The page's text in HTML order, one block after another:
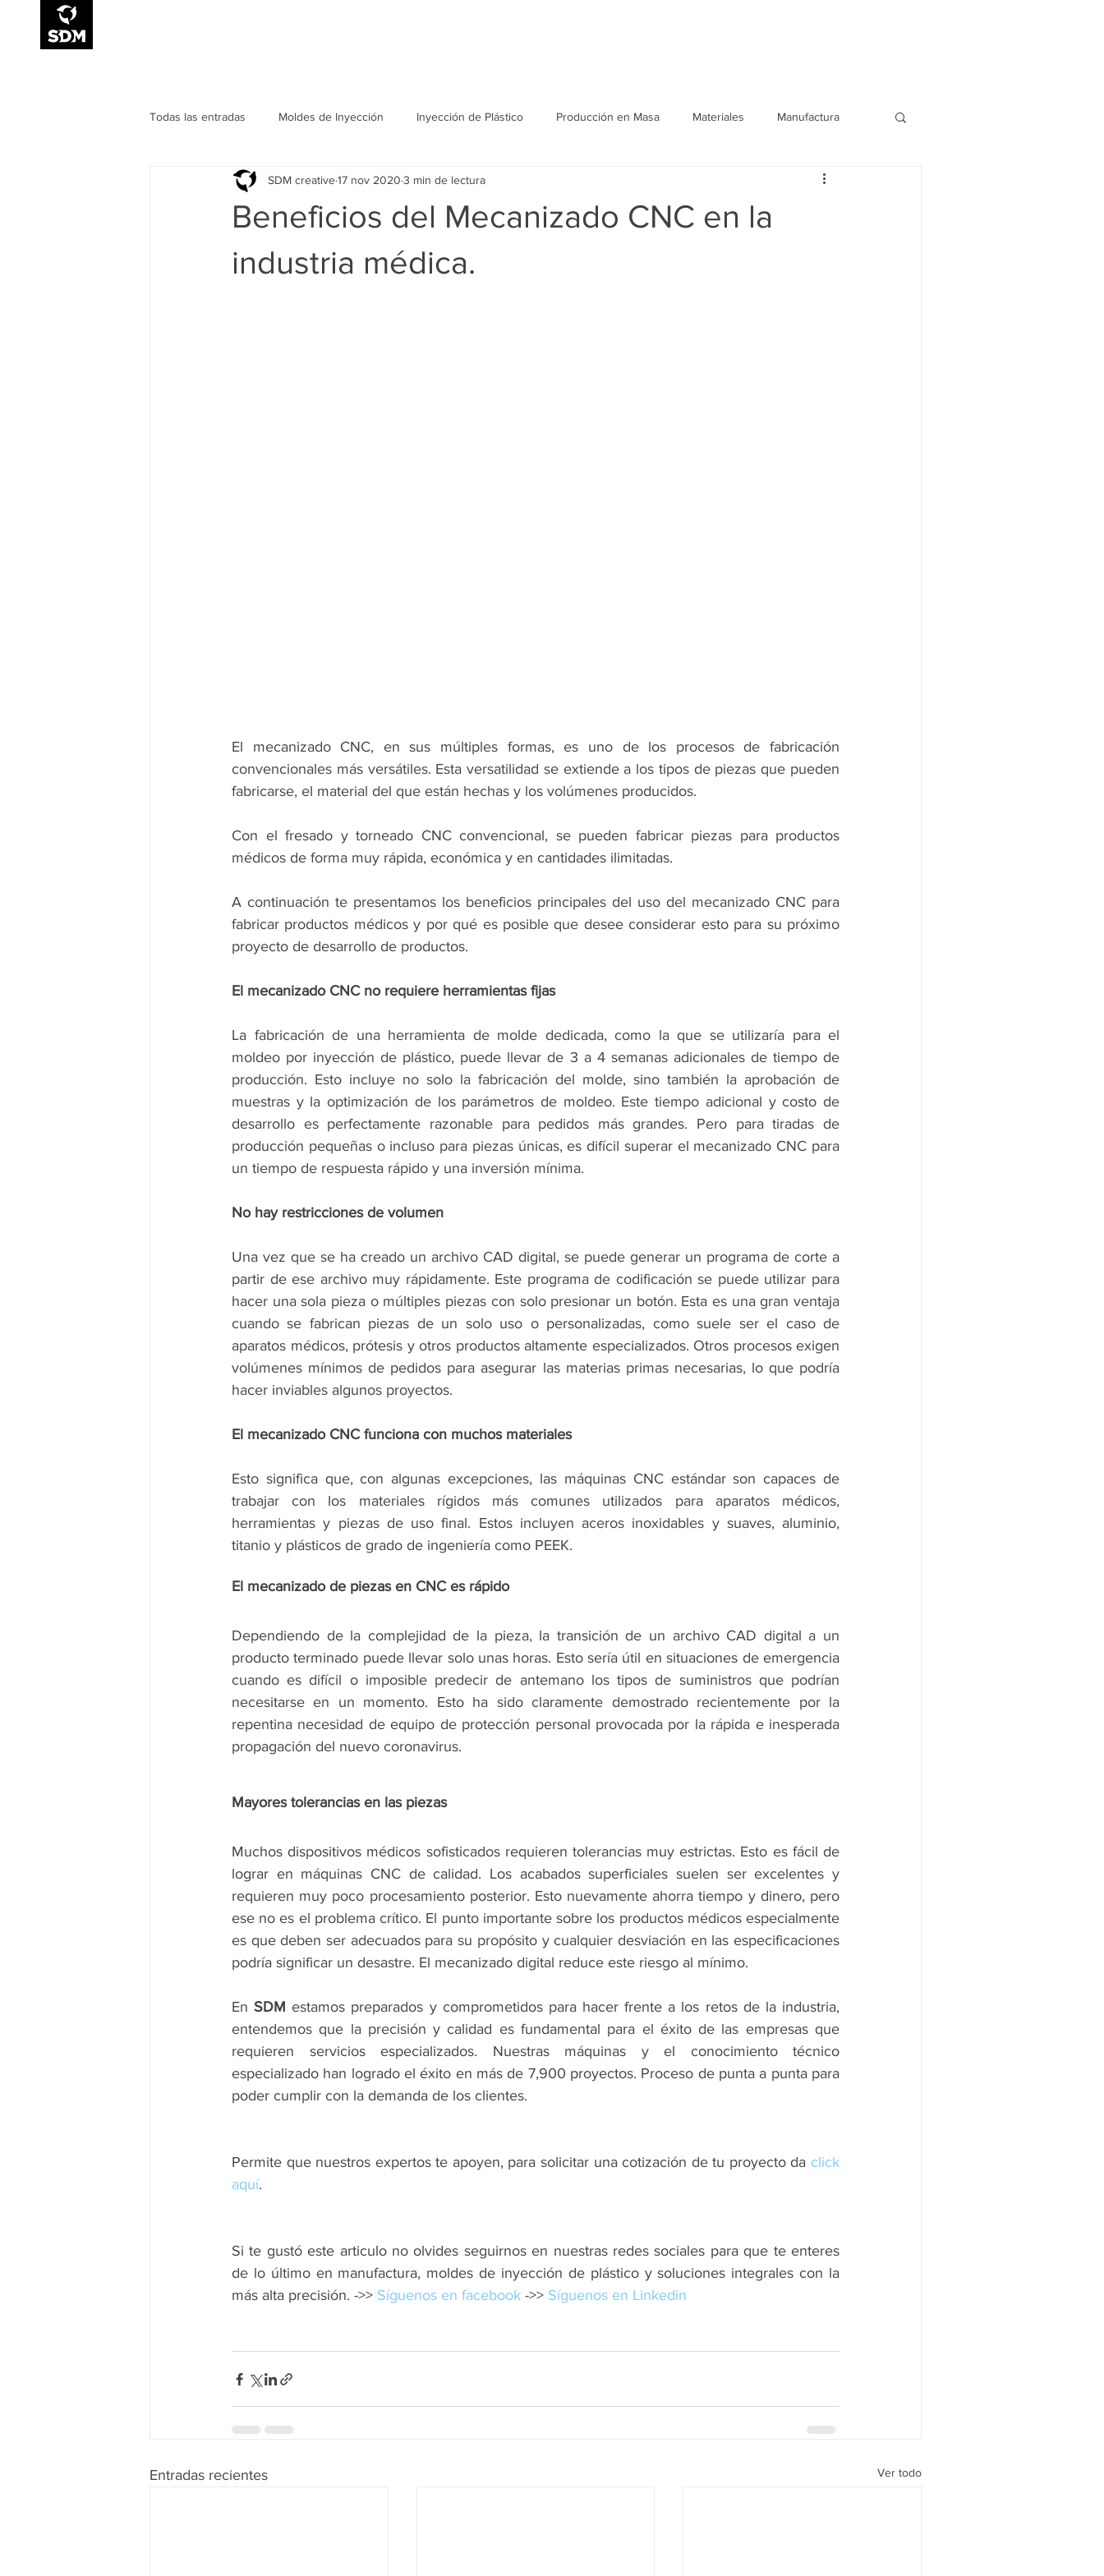
Todas las entradas Moldes de Inyección Inyección de Plástico Producción en Masa Materiales Manufactura
Beneficios del Mecanizado CNC en la
industria médica.
SDM creative17 nov 2020 3 min de lectura
El mecanizado CNC, en sus múltiples formas, es uno de los procesos de fabricación
convencionales más versátiles. Esta versatilidad se extiende a los tipos de piezas que pueden
fabricarse, el material del que están hechas y los volúmenes producidos.
Con el fresado y torneado CNC convencional, se pueden fabricar piezas para productos
médicos de forma muy rápida, económica y en cantidades ilimitadas.
A continuación te presentamos los beneficios principales del uso del mecanizado CNC para
fabricar productos médicos y por qué es posible que desee considerar esto para su próximo
proyecto de desarrollo de productos.
El mecanizado CNC no requiere herramientas fijas
La fabricación de una herramienta de molde dedicada, como la que se utilizaría para el
moldeo por inyección de plástico, puede llevar de 3 a 4 semanas adicionales de tiempo de
producción. Esto incluye no solo la fabricación del molde, sino también la aprobación de
muestras y la optimización de los parámetros de moldeo. Este tiempo adicional y costo de
desarrollo es perfectamente razonable para pedidos más grandes. Pero para tiradas de
producción pequeñas o incluso para piezas únicas, es difícil superar el mecanizado CNC para
un tiempo de respuesta rápido y una inversión mínima.
No hay restricciones de volumen
Una vez que se ha creado un archivo CAD digital, se puede generar un programa de corte a
partir de ese archivo muy rápidamente. Este programa de codificación se puede utilizar para
hacer una sola pieza o múltiples piezas con solo presionar un botón. Esta es una gran ventaja
cuando se fabrican piezas de un solo uso o personalizadas, como suele ser el caso de
aparatos médicos, prótesis y otros productos altamente especializados. Otros procesos exigen
volúmenes mínimos de pedidos para asegurar las materias primas necesarias, lo que podría
hacer inviables algunos proyectos.
El mecanizado CNC funciona con muchos materiales
Esto significa que, con algunas excepciones, las máquinas CNC estándar son capaces de
trabajar con los materiales rígidos más comunes utilizados para aparatos médicos,
herramientas y piezas de uso final. Estos incluyen aceros inoxidables y suaves, aluminio,
titanio y plásticos de grado de ingeniería como PEEK.
El mecanizado de piezas en CNC es rápido
Dependiendo de la complejidad de la pieza, la transición de un archivo CAD digital a un
producto terminado puede llevar solo unas horas. Esto sería útil en situaciones de emergencia
cuando es difícil o imposible predecir de antemano los tipos de suministros que podrían
necesitarse en un momento. Esto ha sido claramente demostrado recientemente por la
repentina necesidad de equipo de protección personal provocada por la rápida e inesperada
propagación del nuevo coronavirus.
Mayores tolerancias en las piezas
Muchos dispositivos médicos sofisticados requieren tolerancias muy estrictas. Esto es fácil de
lograr en máquinas CNC de calidad. Los acabados superficiales suelen ser excelentes y
requieren muy poco procesamiento posterior. Esto nuevamente ahorra tiempo y dinero, pero
ese no es el problema crítico. El punto importante sobre los productos médicos especialmente
es que deben ser adecuados para su propósito y cualquier desviación en las especificaciones
podría significar un desastre. El mecanizado digital reduce este riesgo al mínimo.
En SDM estamos preparados y comprometidos para hacer frente a los retos de la industria,
entendemos que la precisión y calidad es fundamental para el éxito de las empresas que
requieren servicios especializados. Nuestras máquinas y el conocimiento técnico
especializado han logrado el éxito en más de 7,900 proyectos. Proceso de punta a punta para
poder cumplir con la demanda de los clientes.
Permite que nuestros expertos te apoyen, para solicitar una cotización de tu proyecto da click
aquí.
Si te gustó este articulo no olvides seguirnos en nuestras redes sociales para que te enteres
de lo último en manufactura, moldes de inyección de plástico y soluciones integrales con la
más alta precisión. ->> Síguenos en facebook ->> Síguenos en Linkedin
Entradas recientes Ver todo